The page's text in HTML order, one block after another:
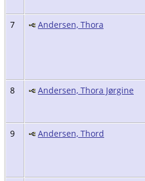
7 Andersen, Thora
8 Andersen, Thora Jørgine
9 Andersen, Thord